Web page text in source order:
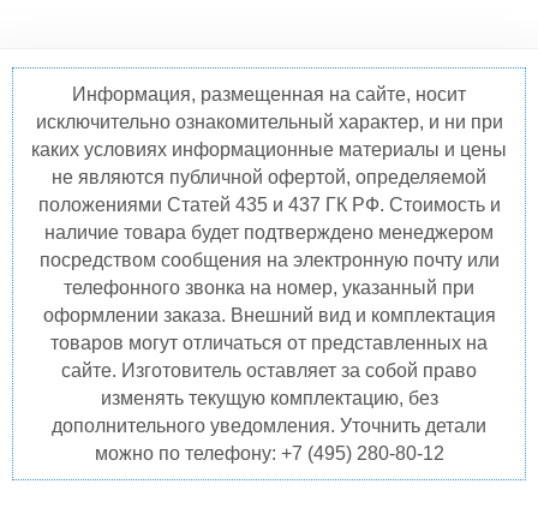
Информация, размещенная на сайте, носит
исключительно ознакомительный характер, и ни при
каких условиях информационные материалы и цены
не являются публичной офертой, определяемой
положениями Статей 435 и 437 ГК РФ. Стоимость и
наличие товара будет подтверждено менеджером
посредством сообщения на электронную почту или
телефонного звонка на номер, указанный при
оформлении заказа. Внешний вид и комплектация
товаров могут отличаться от представленных на
сайте. Изготовитель оставляет за собой право
изменять текущую комплектацию, без
дополнительного уведомления. Уточнить детали
можно по телефону: +7 (495) 280-80-12